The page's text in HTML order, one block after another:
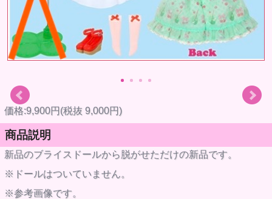
価格:9,900円(税抜 9,000円)
商品説明
新品のブライスドールから脱がせただけの新品です。
※ドールはついていません。
※参考画像です。